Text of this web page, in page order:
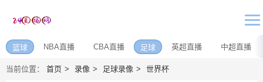
篮球 NBA直播 CBA直播 足球 英超直播 中超直播
当前位置： 首页 录像 足球录像 世界杯